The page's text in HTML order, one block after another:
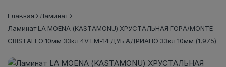
Главная
Ламинат
Ламинат LA MOENA (KASTAMONU) ХРУСТАЛЬНАЯ ГОРА/MONTE
CRISTALLO 10мм 33кл 4V LM-14 ДУБ АДРИАНО 33кл 10мм (1,975)